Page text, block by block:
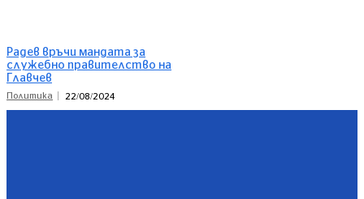
Радев връчи мандата за
служебно правителство на
Главчев
Политика 22/08/2024